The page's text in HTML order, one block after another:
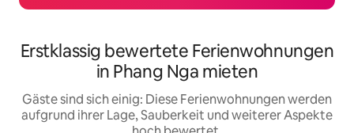
Erstklassig bewertete Ferienwohnungen
in Phang Nga mieten
Gäste sind sich einig: Diese Ferienwohnungen werden
aufgrund ihrer Lage, Sauberkeit und weiterer Aspekte